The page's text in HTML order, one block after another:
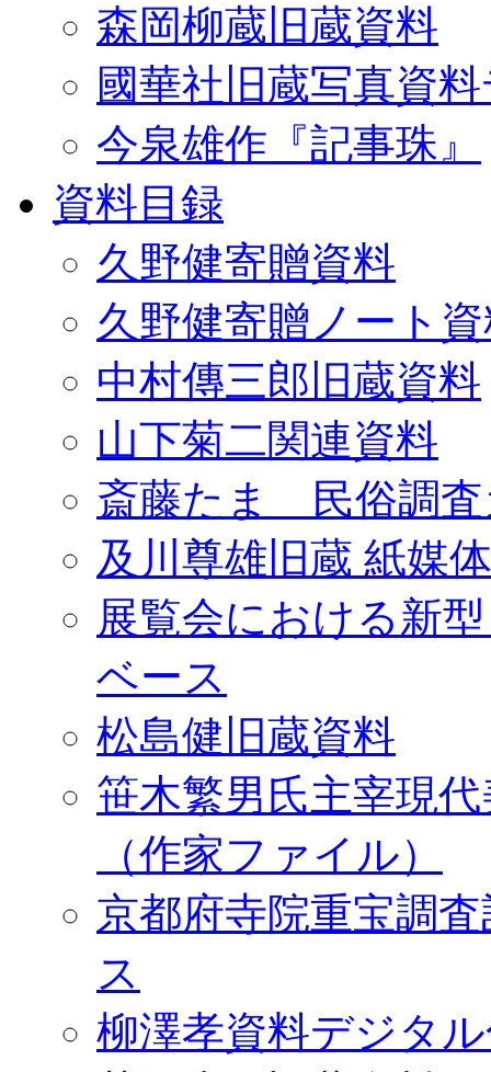
森岡柳蔵旧蔵資料
國華社旧蔵写真資
今泉雄作『記事珠』
資料目録
久野健寄贈資料
久野健寄贈ノート
中村傳三郎旧蔵資料
山下菊二関連資料
斎藤たま 民俗調査
及川尊雄旧蔵 紙媒
展覧会における新
ベース
松島健旧蔵資料
笹木繁男氏主宰現
（作家ファイル）
京都府寺院重宝調
ス
柳澤孝資料デジタ